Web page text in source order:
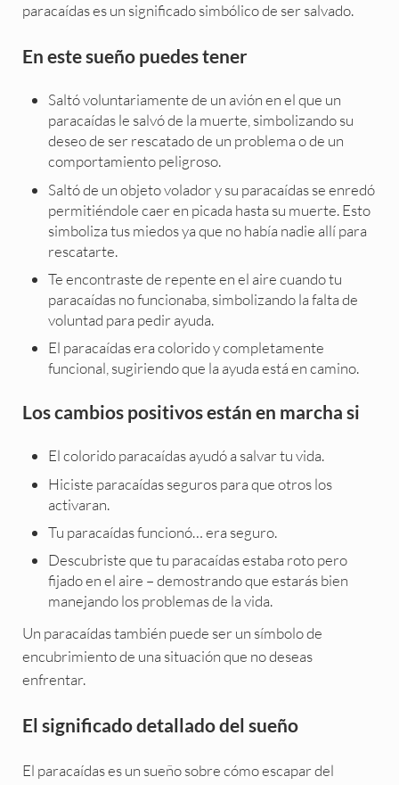
paracaídas es un significado simbólico de ser salvado.
En este sueño puedes tener
Saltó voluntariamente de un avión en el que un
paracaídas le salvó de la muerte, simbolizando su
deseo de ser rescatado de un problema o de un
comportamiento peligroso.
Saltó de un objeto volador y su paracaídas se enredó
permitiéndole caer en picada hasta su muerte. Esto
simboliza tus miedos ya que no había nadie allí para
rescatarte.
Te encontraste de repente en el aire cuando tu
paracaídas no funcionaba, simbolizando la falta de
voluntad para pedir ayuda.
El paracaídas era colorido y completamente
funcional, sugiriendo que la ayuda está en camino.
Los cambios positivos están en marcha si
El colorido paracaídas ayudó a salvar tu vida.
Hiciste paracaídas seguros para que otros los
activaran.
Tu paracaídas funcionó… era seguro.
Descubriste que tu paracaídas estaba roto pero
fijado en el aire – demostrando que estarás bien
manejando los problemas de la vida.
Un paracaídas también puede ser un símbolo de
encubrimiento de una situación que no deseas
enfrentar.
El significado detallado del sueño
El paracaídas es un sueño sobre cómo escapar del